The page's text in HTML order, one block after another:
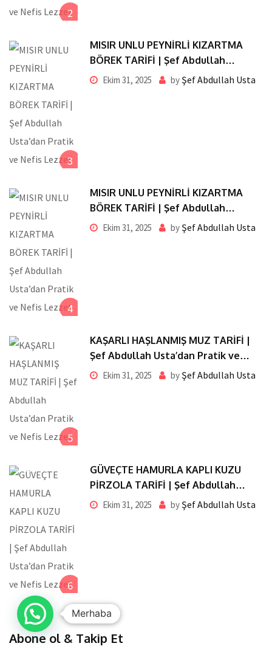
2
3
MISIR UNLU PEYNİRLİ KIZARTMA
BÖREK TARİFİ | Şef Abdullah
Usta’dan Pratik ve Nefis Lezzet
Ekim 31, 2025 byŞef Abdullah Usta
4
MISIR UNLU PEYNİRLİ KIZARTMA
BÖREK TARİFİ | Şef Abdullah
Usta’dan Pratik ve Nefis Lezzet
Ekim 31, 2025 byŞef Abdullah Usta
5
KAŞARLI HAŞLANMIŞ MUZ TARİFİ |
Şef Abdullah Usta’dan Pratik ve
Nefis Lezzet
Ekim 31, 2025 byŞef Abdullah Usta
6
GÜVEÇTE HAMURLA KAPLI KUZU
PİRZOLA TARİFİ | Şef Abdullah
Usta’dan Pratik ve Nefis Lezzet
Ekim 31, 2025 byŞef Abdullah Usta
Abone ol & Takip Et
Merhaba